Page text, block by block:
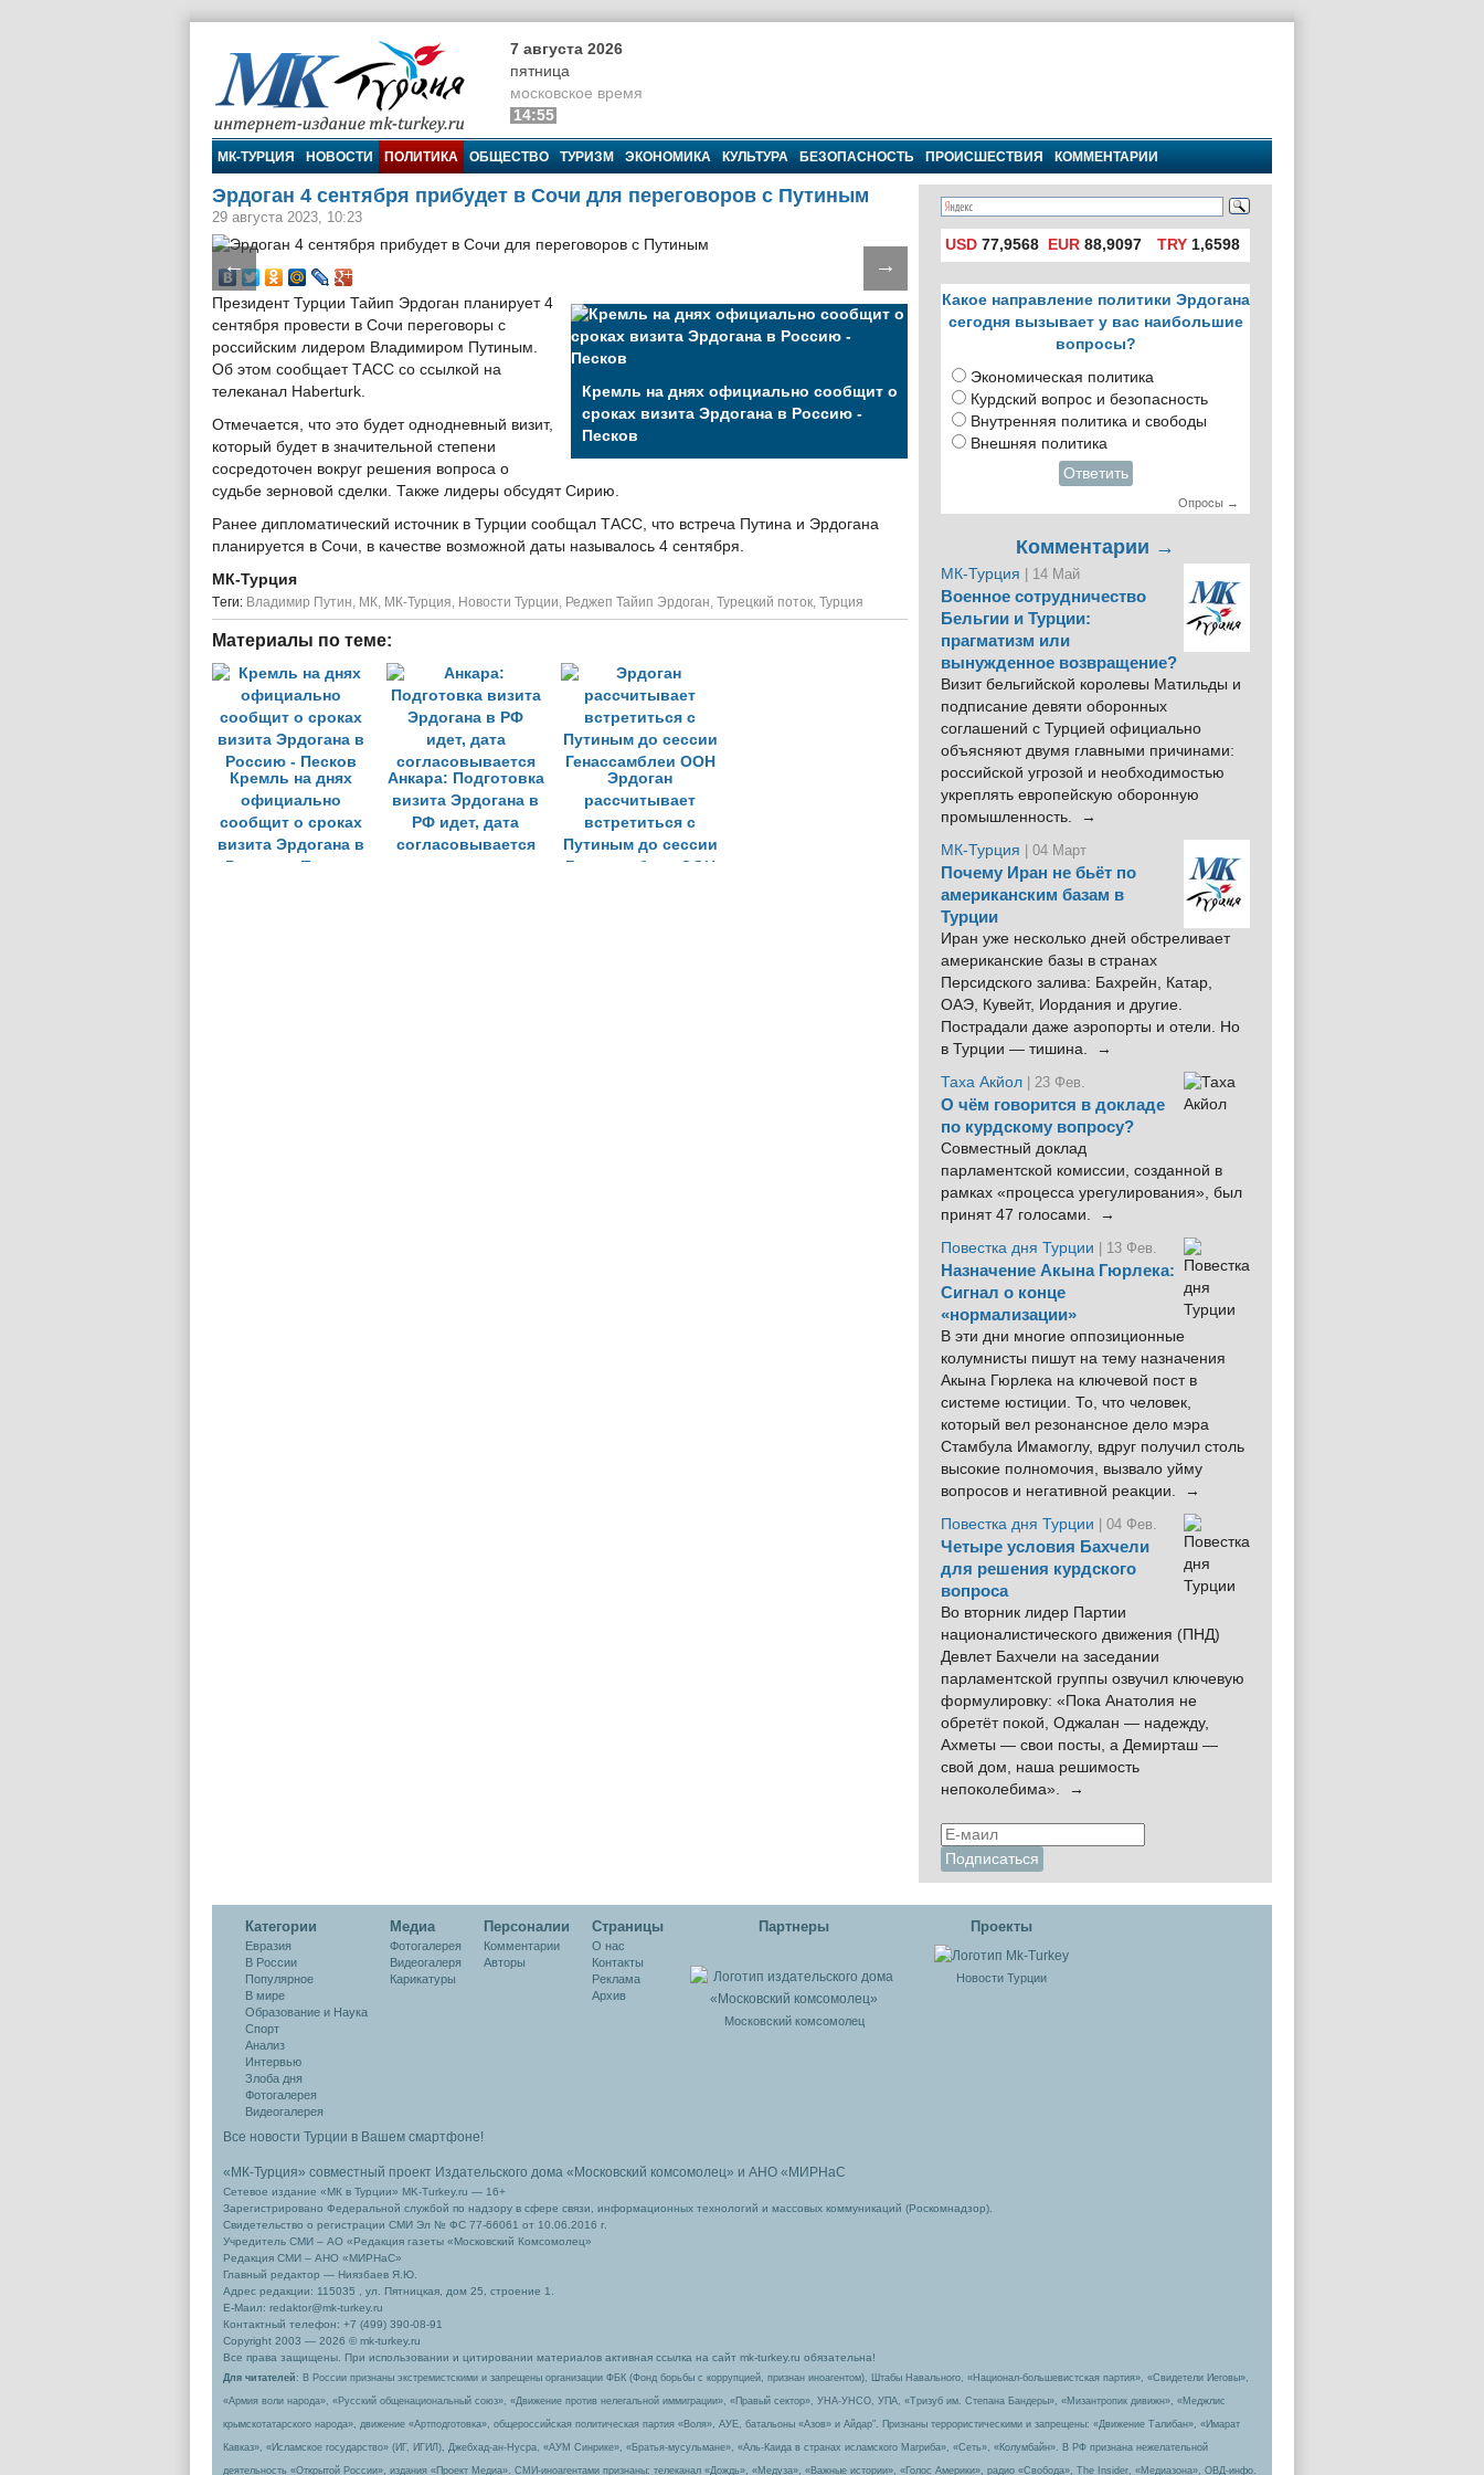
МК-Турция
7 августа 2026
пятница
московское время
14:55
МК-ТУРЦИЯ НОВОСТИ ПОЛИТИКА ОБЩЕСТВО ТУРИЗМ ЭКОНОМИКА КУЛЬТУРА БЕЗОПАСНОСТЬ ПРОИСШЕСТВИЯ КОММЕНТАРИИ
Эрдоган 4 сентября прибудет в Сочи для переговоров с Путиным
29 августа 2023, 10:23
← →
Кремль на днях официально сообщит о
сроках визита Эрдогана в Россию -
Песков
Президент Турции Тайип Эрдоган планирует 4
сентября провести в Сочи переговоры с
российским лидером Владимиром Путиным.
Об этом сообщает ТАСС со ссылкой на
телеканал Haberturk.
Отмечается, что это будет однодневный визит,
который будет в значительной степени
сосредоточен вокруг решения вопроса о
судьбе зерновой сделки. Также лидеры обсудят Сирию.
Ранее дипломатический источник в Турции сообщал ТАСС, что встреча Путина и Эрдогана
планируется в Сочи, в качестве возможной даты называлось 4 сентября.
МК-Турция
Tеги: Владимир Путин, МК, МК-Турция, Новости Турции, Реджеп Тайип Эрдоган, Турецкий поток, Турция
Материалы по теме:
Кремль на днях
официально
сообщит о сроках
визита Эрдогана в
Россию - Песков
Анкара: Подготовка
визита Эрдогана в
РФ идет, дата
согласовывается
Эрдоган
рассчитывает
встретиться с
Путиным до сессии
Генассамблеи ООН
USD 77,9568 EUR 88,9097 TRY1,6598
Какое направление политики Эрдогана
сегодня вызывает у вас наибольшие
вопросы?
Экономическая политика
Курдский вопрос и безопасность
Внутренняя политика и свободы
Внешняя политика
Ответить
Опросы →
Комментарии →
МК-Турция | 14 Май
Военное сотрудничество
Бельгии и Турции:
прагматизм или
вынужденное возвращение?
Визит бельгийской королевы Матильды и
подписание девяти оборонных
соглашений с Турцией официально
объясняют двумя главными причинами:
российской угрозой и необходимостью
укреплять европейскую оборонную
промышленность. →
МК-Турция
| 04 Март
Почему Иран не бьёт по
американским базам в
Турции
Иран уже несколько дней обстреливает
американские базы в странах
Персидского залива: Бахрейн, Катар,
ОАЭ, Кувейт, Иордания и другие.
Пострадали даже аэропорты и отели. Но
в Турции — тишина. →
Таха Акйол | 23 Фев.
О чём говорится в докладе
по курдскому вопросу?
Совместный доклад
парламентской комиссии, созданной в
рамках «процесса урегулирования», был
принят 47 голосами. →
Повестка дня Турции
| 13 Фев.
Назначение Акына Гюрлека:
Сигнал о конце
«нормализации»
В эти дни многие оппозиционные
колумнисты пишут на тему назначения
Акына Гюрлека на ключевой пост в
системе юстиции. То, что человек,
который вел резонансное дело мэра
Стамбула Имамоглу, вдруг получил столь
высокие полномочия, вызвало уйму
вопросов и негативной реакции. →
Повестка дня Турции
| 04 Фев.
Четыре условия Бахчели
для решения курдского
вопроса
Во вторник лидер Партии
националистического движения (ПНД)
Девлет Бахчели на заседании
парламентской группы озвучил ключевую
формулировку: «Пока Анатолия не
обретёт покой, Оджалан — надежду,
Ахметы — свои посты, а Демирташ —
свой дом, наша решимость
непоколебима». →
Категории
Евразия
В России
Популярное
В мире
Образование и Наука
Спорт
Анализ
Интервью
Злоба дня
Фотогалерея
Видеогалерея
Медиа
Фотогалерея
Видеогалеря
Карикатуры
Персоналии
Комментарии
Авторы
Cтраницы
О нас
Контакты
Реклама
Архив
Партнеры
Московский комсомолец
Проекты
Новости Турции
Все новости Турции в Вашем смартфоне!
«МК-Турция» совместный проект Издательского дома «Московский комсомолец» и АНО «МИРНаС
Сетевое издание «МК в Турции» MK-Turkey.ru — 16+
Зарегистрировано Федеральной службой по надзору в сфере связи, информационных технологий и массовых коммуникаций (Роскомнадзор).
Свидетельство о регистрации СМИ Эл № ФС 77-66061 от 10.06.2016 г.
Учредитель СМИ – АО «Редакция газеты «Московский Комсомолец»
Редакция СМИ – АНО «МИРНаС»
Главный редактор — Ниязбаев Я.Ю.
Адрес редакции: 115035 , ул. Пятницкая, дом 25, строение 1.
Е-Маил: redaktor@mk-turkey.ru
Контактный телефон: +7 (499) 390-08-91
Copyright 2003 — 2026 © mk-turkey.ru
Все права защищены. При использовании и цитировании материалов активная ссылка на сайт mk-turkey.ru обязательна!
Для читателей : В России признаны экстремистскими и запрещены организации ФБК (Фонд борьбы с коррупцией, признан иноагентом), Штабы Навального, «Национал-большевистская партия», «Свидетели Иеговы»,
«Армия воли народа», «Русский общенациональный союз», «Движение против нелегальной иммиграции», «Правый сектор», УНА-УНСО, УПА, «Тризуб им. Степана Бандеры», «Мизантропик дивижн», «Меджлис
крымскотатарского народа», движение «Артподготовка», общероссийская политическая партия «Воля», АУЕ, батальоны «Азов» и Айдар″. Признаны террористическими и запрещены: «Движение Талибан», «Имарат
Кавказ», «Исламское государство» (ИГ, ИГИЛ), Джебхад-ан-Нусра, «АУМ Синрике», «Братья-мусульмане», «Аль-Каида в странах исламского Магриба», «Сеть», «Колумбайн». В РФ признана нежелательной
деятельность «Открытой России», издания «Проект Медиа». СМИ-иноагентами признаны: телеканал «Дождь», «Медуза», «Важные истории», «Голос Америки», радио «Свобода», The Insider, «Медиазона», ОВД-инфо.